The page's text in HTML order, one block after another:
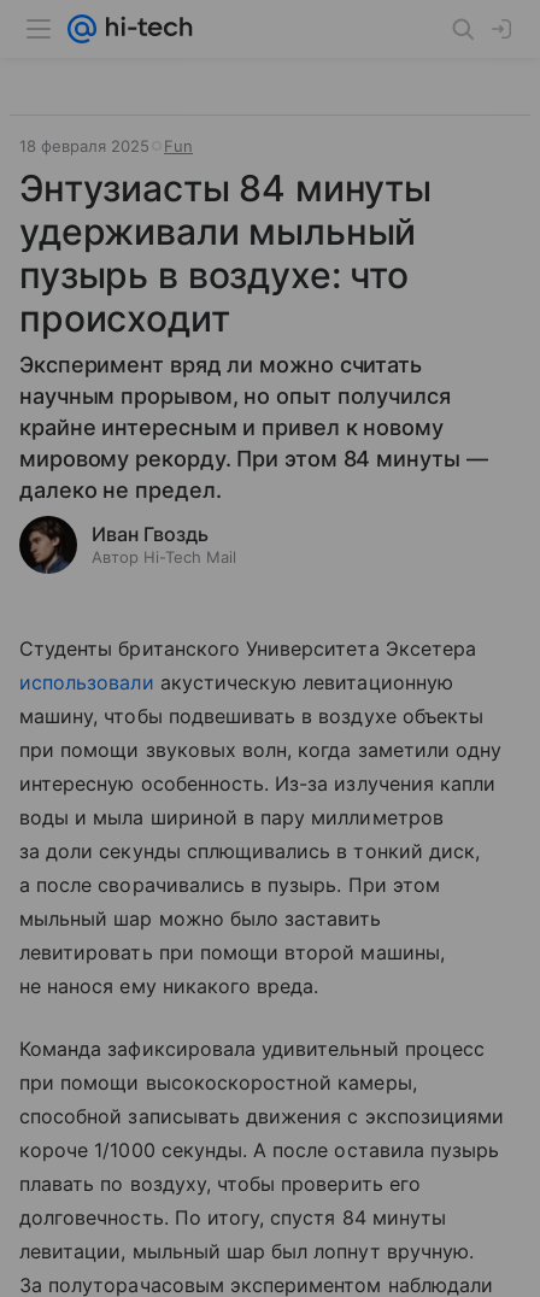
18 февраля 2025 Fun
Энтузиасты 84 минуты
удерживали мыльный
пузырь в воздухе: что
происходит
Эксперимент вряд ли можно считать
научным прорывом, но опыт получился
крайне интересным и привел к новому
мировому рекорду. При этом 84 минуты —
далеко не предел.
Иван Гвоздь
Автор Hi-Tech Mail
Студенты британского Университета Эксетера
использовали акустическую левитационную
машину, чтобы подвешивать в воздухе объекты
при помощи звуковых волн, когда заметили одну
интересную особенность. Из-за излучения капли
воды и мыла шириной в пару миллиметров
за доли секунды сплющивались в тонкий диск,
а после сворачивались в пузырь. При этом
мыльный шар можно было заставить
левитировать при помощи второй машины,
не нанося ему никакого вреда.
Команда зафиксировала удивительный процесс
при помощи высокоскоростной камеры,
способной записывать движения с экспозициями
короче 1/1000 секунды. А после оставила пузырь
плавать по воздуху, чтобы проверить его
долговечность. По итогу, спустя 84 минуты
левитации, мыльный шар был лопнут вручную.
За полуторачасовым экспериментом наблюдали